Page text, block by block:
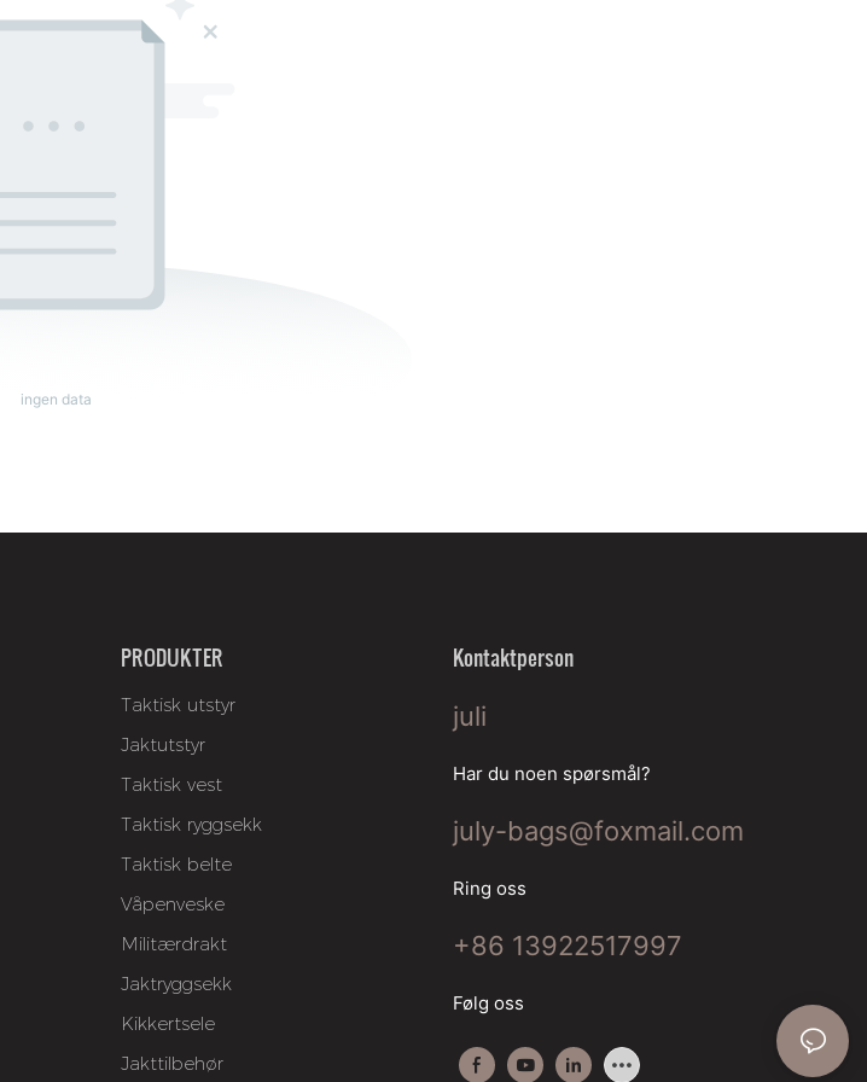
ingen data
PRODUKTER
Taktisk utstyr
Jaktutstyr
Taktisk vest
Taktisk ryggsekk
Taktisk belte
Våpenveske
Militærdrakt
Jaktryggsekk
Kikkertsele
Jakttilbehør
Kontaktperson
juli
Har du noen spørsmål?
july-bags@foxmail.com
Ring oss
+86 13922517997
Følg oss